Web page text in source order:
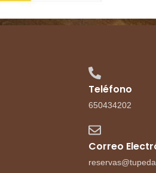
Teléfono
650434202
Correo